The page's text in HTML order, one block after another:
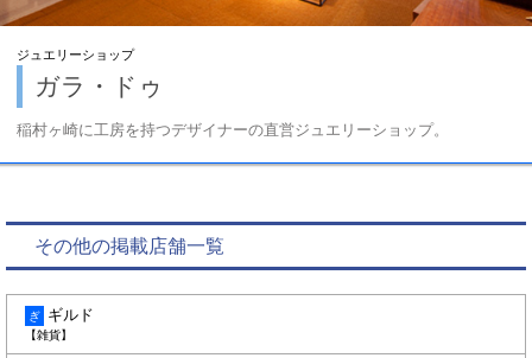
ジュエリーショップ
ガラ・ドゥ
稲村ヶ崎に工房を持つデザイナーの直営ジュエリーショップ。
その他の掲載店舗一覧
ぎ ギルド
【雑貨】